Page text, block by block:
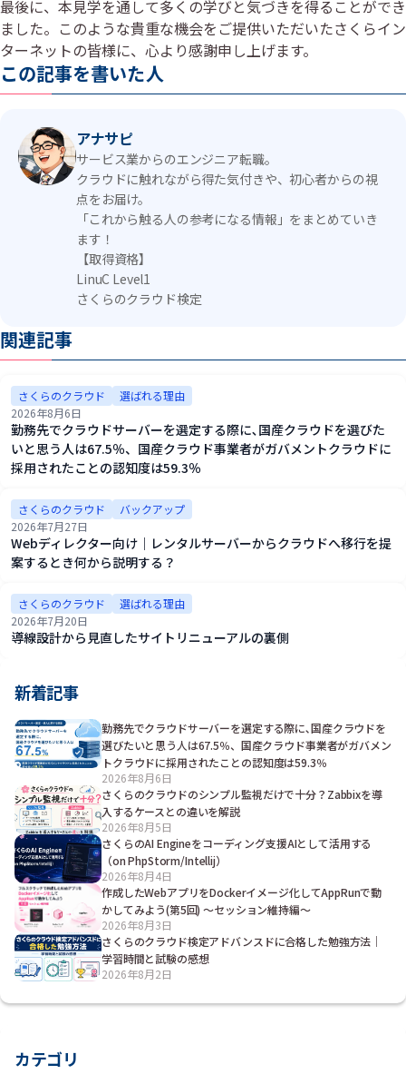
最後に、本見学を通して多くの学びと気づきを得ることができ
ました。このような貴重な機会をご提供いただいたさくらイン
ターネットの皆様に、心より感謝申し上げます。
この記事を書いた人
アナサピ
サービス業からのエンジニア転職。
クラウドに触れながら得た気付きや、初心者からの視
点をお届け。
「これから触る人の参考になる情報」をまとめていき
ます！
【取得資格】
LinuC Level1
さくらのクラウド検定
関連記事
さくらのクラウド
選ばれる理由
2026年8月6日
勤務先でクラウドサーバーを選定する際に､国産クラウドを選びた
いと思う人は67.5％、国産クラウド事業者がガバメントクラウドに
採用されたことの認知度は59.3％
さくらのクラウド
バックアップ
2026年7月27日
Webディレクター向け｜レンタルサーバーからクラウドへ移行を提
案するとき何から説明する？
さくらのクラウド
選ばれる理由
2026年7月20日
導線設計から見直したサイトリニューアルの裏側
新着記事
勤務先でクラウドサーバーを選定する際に､国産クラウドを
選びたいと思う人は67.5％、国産クラウド事業者がガバメン
トクラウドに採用されたことの認知度は59.3％
2026年8月6日
さくらのクラウドのシンプル監視だけで十分？Zabbixを導
入するケースとの違いを解説
2026年8月5日
さくらのAI Engineをコーディング支援AIとして活用する
（on PhpStorm/Intellij）
2026年8月4日
作成したWebアプリをDockerイメージ化してAppRunで動
かしてみよう(第5回) ～セッション維持編～
2026年8月3日
さくらのクラウド検定アドバンスドに合格した勉強方法｜
学習時間と試験の感想
2026年8月2日
カテゴリ